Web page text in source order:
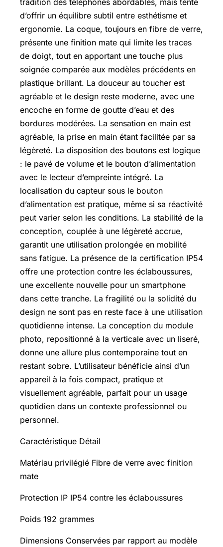
tradition des téléphones abordables, mais tente
d’offrir un équilibre subtil entre esthétisme et
ergonomie. La coque, toujours en fibre de verre,
présente une finition mate qui limite les traces
de doigt, tout en apportant une touche plus
soignée comparée aux modèles précédents en
plastique brillant. La douceur au toucher est
agréable et le design reste moderne, avec une
encoche en forme de goutte d’eau et des
bordures modérées. La sensation en main est
agréable, la prise en main étant facilitée par sa
légèreté. La disposition des boutons est logique
: le pavé de volume et le bouton d’alimentation
avec le lecteur d’empreinte intégré. La
localisation du capteur sous le bouton
d’alimentation est pratique, même si sa réactivité
peut varier selon les conditions. La stabilité de la
conception, couplée à une légèreté accrue,
garantit une utilisation prolongée en mobilité
sans fatigue. La présence de la certification IP54
offre une protection contre les éclaboussures,
une excellente nouvelle pour un smartphone
dans cette tranche. La fragilité ou la solidité du
design ne sont pas en reste face à une utilisation
quotidienne intense. La conception du module
photo, repositionné à la verticale avec un liseré,
donne une allure plus contemporaine tout en
restant sobre. L’utilisateur bénéficie ainsi d’un
appareil à la fois compact, pratique et
visuellement agréable, parfait pour un usage
quotidien dans un contexte professionnel ou
personnel.
Caractéristique Détail
Matériau privilégié Fibre de verre avec finition
mate
Protection IP IP54 contre les éclaboussures
Poids 192 grammes
Dimensions Conservées par rapport au modèle